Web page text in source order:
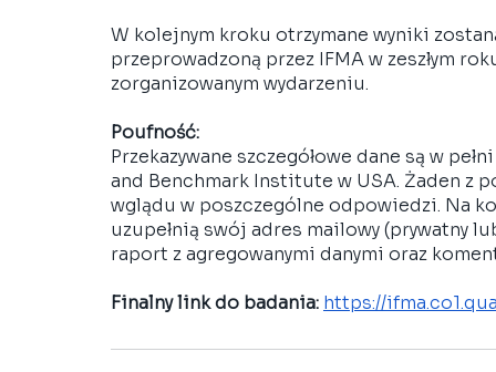
W kolejnym kroku otrzymane wyniki
przeprowadzoną przez IFMA w zeszłym
zorganizowanym wydarzeniu.
Poufność:
Przekazywane szczegółowe dane są w
and Benchmark Institute w USA. Żaden z
wglądu w poszczególne odpowiedzi. Na
uzupełnią swój adres mailowy (prywatny
raport z agregowanymi danymi oraz
Finalny link do badania: https://